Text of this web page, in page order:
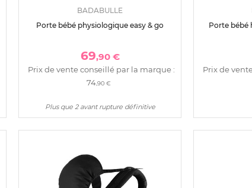
BADABULLE
Porte bébé physiologique easy & go
69,90 €
Prix de vente conseillé par la marque :
74,90 €
Plus que 2 avant rupture définitive
Porte bébé
Prix de